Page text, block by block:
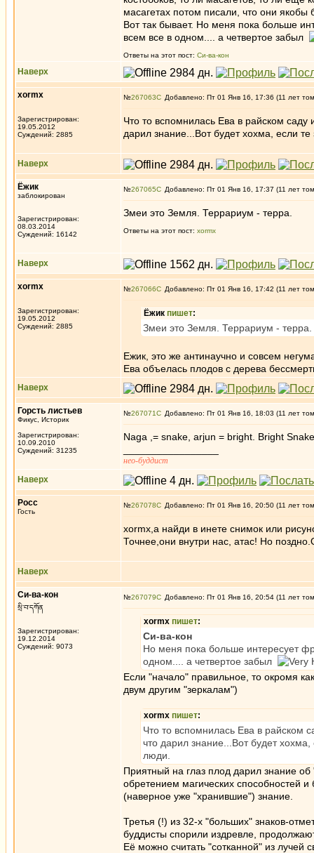
масагетах потом писали, что они
Вот так бывает. Но меня пока больше
всем все в одном.... а четвертое забыл
Ответы на этот пост: Си-ва-кон
Наверх
xormx
Зарегистрирован:
19.05.2012
Суждений: 2885
№267063 Добавлено: Пт 01 Янв 16, 17:36 (11 лет
Что то вспомнилась Ева в райском саду
дарил знание...Вот будет хохма, если
Наверх
Ёжик
заблокирован
Зарегистрирован:
08.03.2014
Суждений: 16142
№267065 Добавлено: Пт 01 Янв 16, 17:37 (11 лет
Змеи это Земля. Террариум - терра.
Ответы на этот пост: xormx
Наверх
xormx
Зарегистрирован:
19.05.2012
Суждений: 2885
№267066 Добавлено: Пт 01 Янв 16, 17:42 (11 лет
Ёжик пишет:
Змеи это Земля. Террариум - терра.
Ежик, это же антинаучно и совсем
Ева объелась плодов с дерева
Наверх
Горсть листьев
Фикус, Историк
Зарегистрирован:
10.09.2010
Суждений: 31235
№267071 Добавлено: Пт 01 Янв 16, 18:03 (11 лет
Naga ,= snake, arjun = bright. Bright
нео-буддист
Наверх
Росс
Гость
№267078 Добавлено: Пт 01 Янв 16, 20:50 (11 лет
xormx,а найди в инете снимок или
Точнее,они внутри нас, атас! Но
Наверх
Си-ва-кон
སྲི་བ་དཀོན
Зарегистрирован:
19.12.2014
Суждений: 9073
№267079 Добавлено: Пт 01 Янв 16, 20:54 (11 лет
xormx пишет:
Си-ва-кон
Но меня пока больше интересует
одном.... а четвертое забыл
Если "начало" правильное, то окромя
двум другим "зеркалам")
xormx пишет:
Что то вспомнилась Ева в райском
что дарил знание...Вот будет
люди.
Приятный на глаз плод дарил знание
обретением магических способностей
(наверное уже "хранившие") знание.
Третья (!) из 32-х "больших" знаков-
буддисты спорили издревле,
Её можно считать "сотканной" из лучей